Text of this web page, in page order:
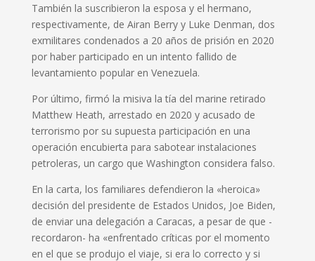
También la suscribieron la esposa y el hermano,
respectivamente, de Airan Berry y Luke Denman, dos
exmilitares condenados a 20 años de prisión en 2020
por haber participado en un intento fallido de
levantamiento popular en Venezuela.
Por último, firmó la misiva la tía del marine retirado
Matthew Heath, arrestado en 2020 y acusado de
terrorismo por su supuesta participación en una
operación encubierta para sabotear instalaciones
petroleras, un cargo que Washington considera falso.
En la carta, los familiares defendieron la «heroica»
decisión del presidente de Estados Unidos, Joe Biden,
de enviar una delegación a Caracas, a pesar de que -
recordaron- ha «enfrentado críticas por el momento
en el que se produjo el viaje, si era lo correcto y si